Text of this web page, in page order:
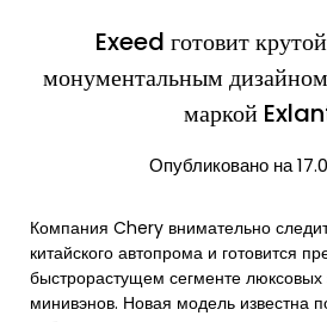
Exeed готовит
монументальным
маркой
Опубликовано на
Компания Chery внимательно
китайского автопрома и готовится
быстрорастущем сегменте люксовых
минивэнов. Новая модель известна